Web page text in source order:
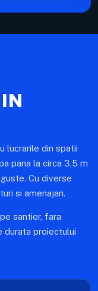
lucrarile din spatii
pana la circa 3,5 m
Cu diverse
si amenajari.
santier, fara
durata proiectului